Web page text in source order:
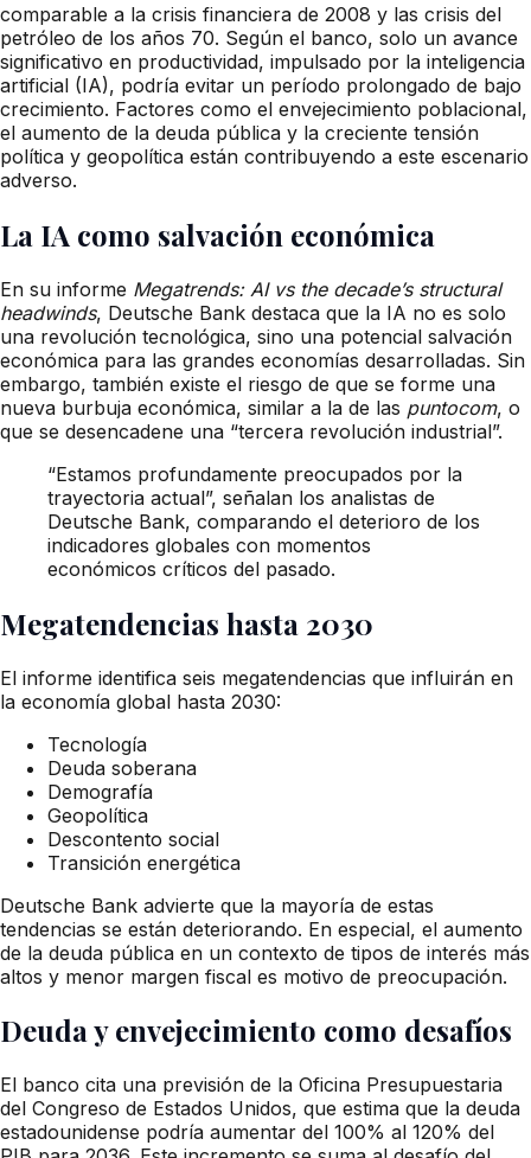
comparable a la crisis financiera de 2008 y las crisis del
petróleo de los años 70. Según el banco, solo un avance
significativo en productividad, impulsado por la inteligencia
artificial (IA), podría evitar un período prolongado de bajo
crecimiento. Factores como el envejecimiento poblacional,
el aumento de la deuda pública y la creciente tensión
política y geopolítica están contribuyendo a este escenario
adverso.
La IA como salvación económica
En su informe Megatrends: AI vs the decade’s structural
headwinds, Deutsche Bank destaca que la IA no es solo
una revolución tecnológica, sino una potencial salvación
económica para las grandes economías desarrolladas. Sin
embargo, también existe el riesgo de que se forme una
nueva burbuja económica, similar a la de las puntocom, o
que se desencadene una “tercera revolución industrial”.
“Estamos profundamente preocupados por la
trayectoria actual”, señalan los analistas de
Deutsche Bank, comparando el deterioro de los
indicadores globales con momentos
económicos críticos del pasado.
Megatendencias hasta 2030
El informe identifica seis megatendencias que influirán en
la economía global hasta 2030:
Tecnología
Deuda soberana
Demografía
Geopolítica
Descontento social
Transición energética
Deutsche Bank advierte que la mayoría de estas
tendencias se están deteriorando. En especial, el aumento
de la deuda pública en un contexto de tipos de interés más
altos y menor margen fiscal es motivo de preocupación.
Deuda y envejecimiento como desafíos
El banco cita una previsión de la Oficina Presupuestaria
del Congreso de Estados Unidos, que estima que la deuda
estadounidense podría aumentar del 100% al 120% del